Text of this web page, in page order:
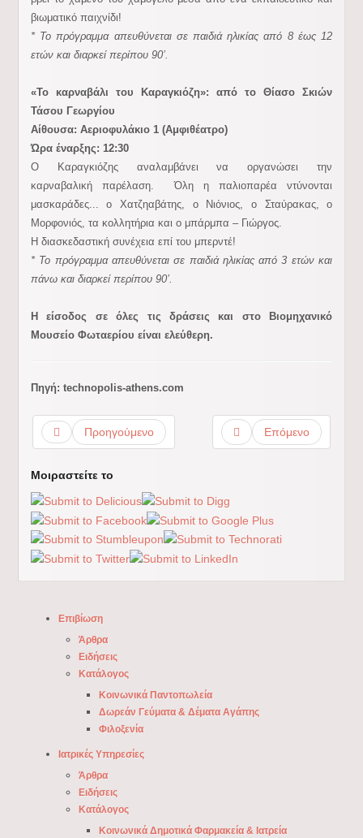
βιωματικό παιχνίδι!
* Το πρόγραμμα απευθύνεται σε παιδιά ηλικίας από 8 έως 12
ετών και διαρκεί περίπου 90’.
«Το καρναβάλι του Καραγκιόζη»: από το Θίασο Σκιών
Τάσου Γεωργίου
Αίθουσα: Αεριοφυλάκιο 1 (Αμφιθέατρο)
Ώρα έναρξης: 12:30
Ο Καραγκιόζης αναλαμβάνει να οργανώσει την
καρναβαλική παρέλαση. Όλη η παλιοπαρέα ντύνονται
μασκαράδες... ο Χατζηαβάτης, ο Νιόνιος, ο Σταύρακας, ο
Μορφονιός, τα κολλητήρια και ο μπάρμπα – Γιώργος.
Η διασκεδαστική συνέχεια επί του μπερντέ!
* Το πρόγραμμα απευθύνεται σε παιδιά ηλικίας από 3 ετών και
πάνω και διαρκεί περίπου 90’.
Η είσοδος σε όλες τις δράσεις και στο Βιομηχανικό
Μουσείο Φωταερίου είναι ελεύθερη.
Πηγή: technopolis-athens.com
Προηγούμενο Επόμενο
Μοιραστείτε το
Επιβίωση
Άρθρα
Ειδήσεις
Κατάλογος
Κοινωνικά Παντοπωλεία
Δωρεάν Γεύματα & Δέματα Αγάπης
Φιλοξενία
Ιατρικές Υπηρεσίες
Άρθρα
Ειδήσεις
Κατάλογος
Κοινωνικά Δημοτικά Φαρμακεία & Ιατρεία